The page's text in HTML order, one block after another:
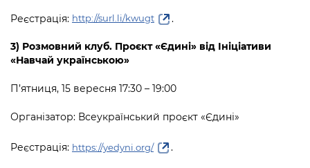
Реєстрація: http://surl.li/kwugt .
3) Розмовний клуб. Проєкт «Єдині» від Ініціативи
«Навчай українською»
П’ятниця, 15 вересня 17:30 – 19:00
Організатор: Всеукраїнський проєкт «Єдині»
Реєстрація: https://yedyni.org/ .